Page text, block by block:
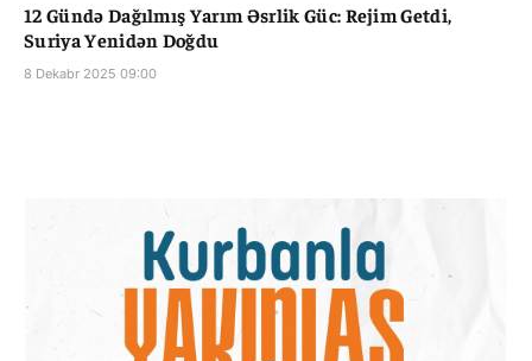
12 Gündə Dağılmış Yarım Əsrlik Güc: Rejim Getdi,
Suriya Yenidən Doğdu
8 Dekabr 2025 09:00